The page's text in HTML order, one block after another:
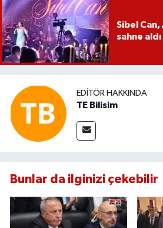
Sibel
sahne aldı
EDITÖR HAKKINDA
TE Bilisim
Bunlar da ilginizi çekebilir